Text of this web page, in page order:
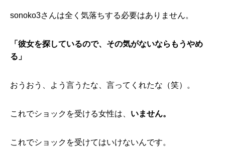
sonoko3さんは全く気落ちする必要はありません。
「彼女を探しているので、その気がないならもうやめ
る」
おうおう、よう言うたな、言ってくれたな（笑）。
これでショックを受ける女性は、 いません。
これでショックを受けてはいけないんです。